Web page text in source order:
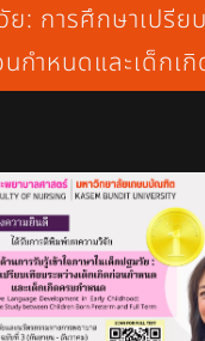
วิทยาลัย
ย: การศึกษาเปรีย
กำหนดและเด็กเ